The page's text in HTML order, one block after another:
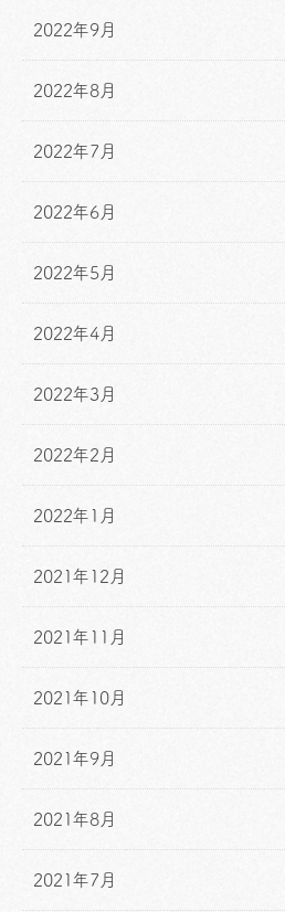
2022年9月
2022年8月
2022年7月
2022年6月
2022年5月
2022年4月
2022年3月
2022年2月
2022年1月
2021年12月
2021年11月
2021年10月
2021年9月
2021年8月
2021年7月